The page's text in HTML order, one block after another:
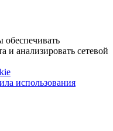
и анализировать сетевой
использования